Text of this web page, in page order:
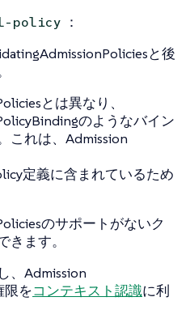
policy ：
と後
とは異なり、
のようなバイン
これは、Admission
定義に含まれているため
のサポートがないク
きます。
、Admission
限をコンテキスト認識に利